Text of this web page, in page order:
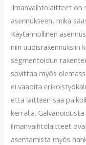
Ilmanvaihtolaitteet on
asennukseen, mikä
Käytännöllinen
niin uudisrakennuksiin
segmentoidun
sovittaa myös
ei vaadita
että laitteen saa
kerralla.
ilmanvaihtolaitteet
asentamista myös